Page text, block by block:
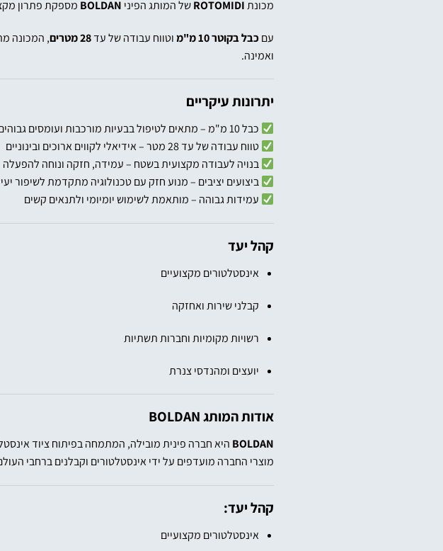
מכונתROTOMIDIשל המותג הפיני BOLDAN מספקת פתרון
עםכבל בקוטר 10 מ"מ וטווח עבודה של עד28 מטרים , המכונה
ואמינה.
יתרונות עיקריים
כבל 10 מ"מ – מתאים לטיפול בבעיות מורכבות ועומסים גבוהים
טווח עבודה של עד 28 מטר – אידיאלי לקווים ארוכים ובינוניים
בנויה לעבודה מקצועית בשטח – עמידה, חזקה ונוחה להפעלה
ביצועים יציבים – מנוע חזק עם טכנולוגיה מתקדמת לשיפור
עמידות גבוהה – מותאמת לשימוש יומיומי ולתנאים קשים
קהל יעד
אינסטלטורים מקצועיים
קבלני שירות ואחזקה
רשויות מקומיות וחברות תשתיות
יועצים ומהנדסי צנרת
אודות המותגBOLDAN
BOLDAN היא חברה פינית מובילה, המתמחה בפיתוח ציוד
מוצרי החברה מועדפים על ידי אינסטלטורים וקבלנים ברחבי
קהל יעד:
אינסטלטורים מקצועיים